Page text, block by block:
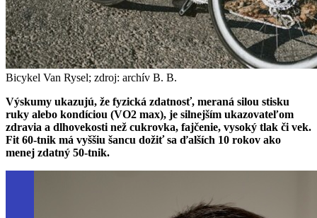
Bicykel Van Rysel; zdroj: archív B. B.
Výskumy ukazujú, že fyzická zdatnosť, meraná silou stisku
ruky alebo kondíciou (VO2 max), je silnejším ukazovateľom
zdravia a dlhovekosti než cukrovka, fajčenie, vysoký tlak či vek.
Fit 60-tnik má vyššiu šancu dožiť sa ďalších 10 rokov ako
menej zdatný 50-tnik.